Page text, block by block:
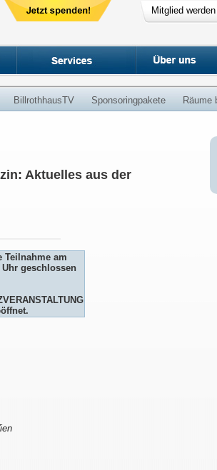
Mitglied werden
BillrothhausTV Sponsoringpakete Räume
Aktuelles aus der
Teilnahme am
Uhr geschlossen